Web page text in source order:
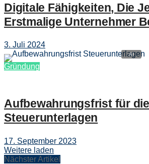
Digitale Fähigkeiten, Die
Erstmalige Unternehmer
3. Juli 2024
Gründung
Aufbewahrungsfrist für die
Steuerunterlagen
17. September 2023
Weitere laden
Nächster Artikel